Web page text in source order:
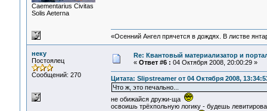
Сaementarius Civitas
Solis Aeterna
«Осенний Ангел прячется в дождях. В листве
неку
Постоялец
Сообщений: 270
Re: Квантовый материализатор и
« Ответ #6 : 04 Октября 2008, 20:00:29 »
Цитата: Slipstreamer от 04 Октября 2008,
Что ж, это печально...
не обижайся дружи-ща
освоишь трёхпольную логику - будешь